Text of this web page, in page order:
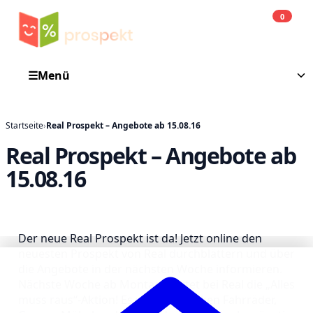
0
☰Menü
Startseite›Real Prospekt – Angebote ab 15.08.16
Real Prospekt – Angebote ab
15.08.16
Der neue Real Prospekt ist da! Jetzt online den
Nächste Woche ab Montag startet bei Real die „Alles
muss raus“-Aktion! Es werden Marken Fahrräder,